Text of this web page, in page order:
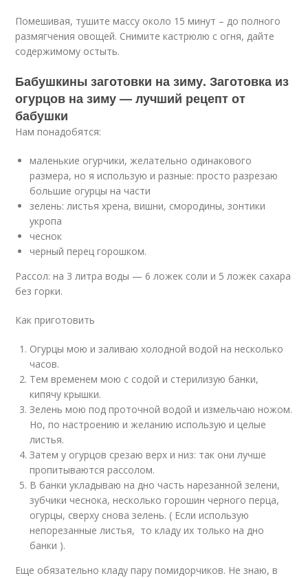
Помешивая, тушите массу около 15 минут – до полного
размягчения овощей. Снимите кастрюлю с огня, дайте
содержимому остыть.
Бабушкины заготовки на зиму. Заготовка из
огурцов на зиму — лучший рецепт от
бабушки
Нам понадобятся:
маленькие огурчики, желательно одинакового
размера, но я использую и разные: просто разрезаю
большие огурцы на части
зелень: листья хрена, вишни, смородины, зонтики
укропа
чеснок
черный перец горошком.
Рассол: на 3 литра воды — 6 ложек соли и 5 ложек сахара
без горки.
Как приготовить
Огурцы мою и заливаю холодной водой на несколько
часов.
Тем временем мою с содой и стерилизую банки,
кипячу крышки.
Зелень мою под проточной водой и измельчаю ножом.
Но, по настроению и желанию использую и целые
листья.
Затем у огурцов срезаю верх и низ: так они лучше
пропитываются рассолом.
В банки укладываю на дно часть нарезанной зелени,
зубчики чеснока, несколько горошин черного перца,
огурцы, сверху снова зелень. ( Если использую
непорезанные листья, то кладу их только на дно
банки ).
Еще обязательно кладу пару помидорчиков. Не знаю, в